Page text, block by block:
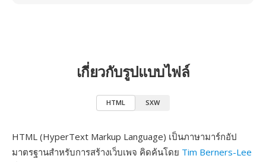
เกี่ยวกับรูปแบบไฟล์
HTML SXW
HTML (HyperText Markup Language) เป็นภาษามาร์กอัป
มาตรฐานสำหรับการสร้างเว็บเพจ คิดค้นโดย Tim Berners-Lee